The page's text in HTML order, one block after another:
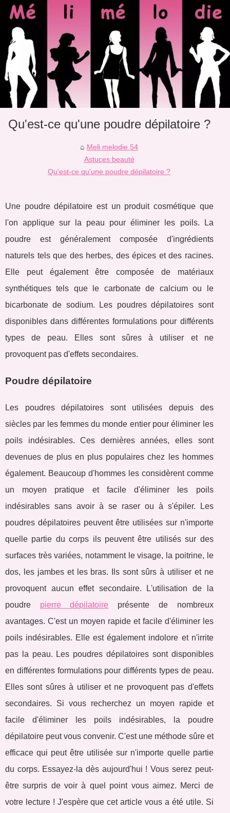
Qu'est-ce qu'une poudre dépilatoire ?
Meli melodie 54
Astuces beauté
Qu'est-ce qu'une poudre dépilatoire ?
Une poudre dépilatoire est un produit cosmétique que
l'on applique sur la peau pour éliminer les poils. La
poudre est généralement composée d'ingrédients
naturels tels que des herbes, des épices et des racines.
Elle peut également être composée de matériaux
synthétiques tels que le carbonate de calcium ou le
bicarbonate de sodium. Les poudres dépilatoires sont
disponibles dans différentes formulations pour différents
types de peau. Elles sont sûres à utiliser et ne
provoquent pas d'effets secondaires.
Poudre dépilatoire
Les poudres dépilatoires sont utilisées depuis des
siècles par les femmes du monde entier pour éliminer les
poils indésirables. Ces dernières années, elles sont
devenues de plus en plus populaires chez les hommes
également. Beaucoup d'hommes les considèrent comme
un moyen pratique et facile d'éliminer les poils
indésirables sans avoir à se raser ou à s'épiler. Les
poudres dépilatoires peuvent être utilisées sur n'importe
quelle partie du corps ils peuvent être utilisés sur des
surfaces très variées, notamment le visage, la poitrine, le
dos, les jambes et les bras. Ils sont sûrs à utiliser et ne
provoquent aucun effet secondaire. L'utilisation de la
poudre pierre dépilatoire présente de nombreux
avantages. C'est un moyen rapide et facile d'éliminer les
poils indésirables. Elle est également indolore et n'irrite
pas la peau. Les poudres dépilatoires sont disponibles
en différentes formulations pour différents types de peau.
Elles sont sûres à utiliser et ne provoquent pas d'effets
secondaires. Si vous recherchez un moyen rapide et
facile d'éliminer les poils indésirables, la poudre
dépilatoire peut vous convenir. C'est une méthode sûre et
efficace qui peut être utilisée sur n'importe quelle partie
du corps. Essayez-la dès aujourd'hui ! Vous serez peut-
être surpris de voir à quel point vous aimez. Merci de
votre lecture ! J'espère que cet article vous a été utile. Si